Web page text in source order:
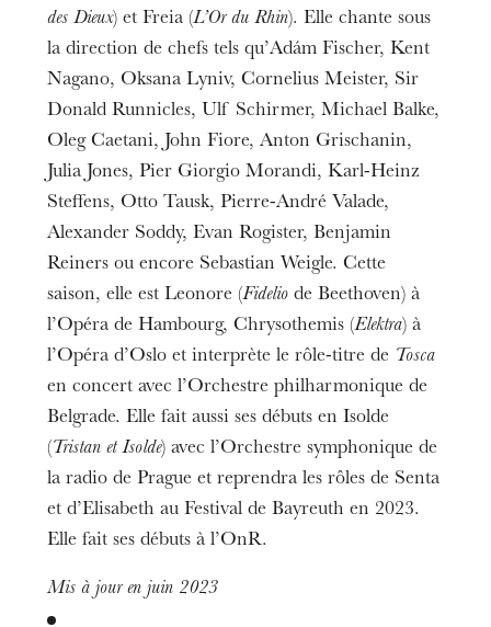
Die OnR mit euch
des Dieux) et Freia (L’Or du Rhin). Elle chante sous
la direction de chefs tels qu’Adám Fischer, Kent
Nagano, Oksana Lyniv, Cornelius Meister, Sir
Donald Runnicles, Ulf Schirmer, Michael Balke,
Oleg Caetani, John Fiore, Anton Grischanin,
Julia Jones, Pier Giorgio Morandi, Karl-Heinz
Steffens, Otto Tausk, Pierre-André Valade,
Alexander Soddy, Evan Rogister, Benjamin
Reiners ou encore Sebastian Weigle. Cette
saison, elle est Leonore (Fidelio de Beethoven) à
l’Opéra de Hambourg, Chrysothemis (Elektra) à
l’Opéra d’Oslo et interprète le rôle-titre de Tosca
en concert avec l’Orchestre philharmonique de
Belgrade. Elle fait aussi ses débuts en Isolde
(Tristan et Isolde) avec l’Orchestre symphonique de
la radio de Prague et reprendra les rôles de Senta
et d’Elisabeth au Festival de Bayreuth en 2023.
Elle fait ses débuts à l’OnR.
Mis à jour en juin 2023